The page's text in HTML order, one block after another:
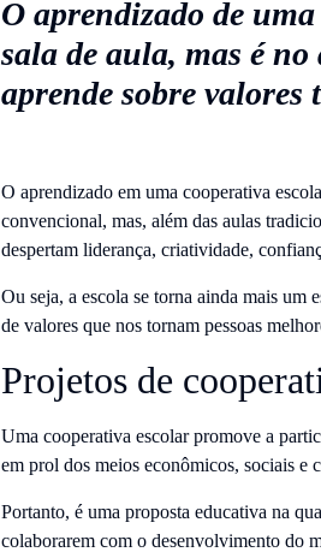
O aprendizado de
sala de aula, mas é
aprende sobre valores
O aprendizado em uma cooperativa
convencional, mas, além das aulas
despertam liderança, criatividade,
Ou seja, a escola se torna ainda mais um
de valores que nos tornam pessoas
Projetos de
Uma cooperativa escolar promove a
em prol dos meios econômicos, sociais e
Portanto, é uma proposta educativa na
colaborarem com o desenvolvimento do